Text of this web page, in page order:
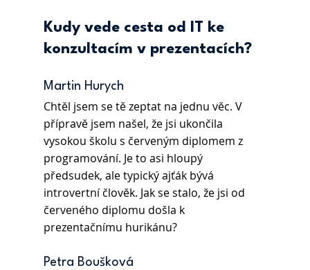
Kudy vede cesta od IT ke
konzultacím v prezentacích?
Martin Hurych
Chtěl jsem se tě zeptat na jednu věc. V
přípravě jsem našel, že jsi ukončila
vysokou školu s červeným diplomem z
programování. Je to asi hloupý
předsudek, ale typický ajťák bývá
introvertní člověk. Jak se stalo, že jsi od
červeného diplomu došla k
prezentačnímu hurikánu?
Petra Boušková